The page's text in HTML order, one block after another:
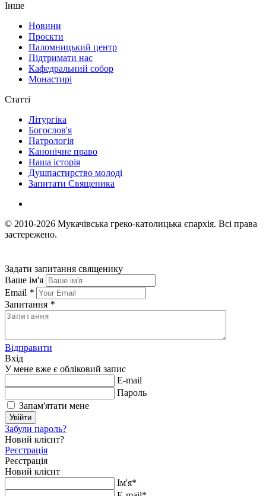
Інше
Новини
Проєкти
Паломницький центр
Підтримати нас
Кафедральний собор
Монастирі
Статті
Літургіка
Богослов'я
Патрологія
Канонічне право
Наша історія
Душпастирство молоді
Запитати Священика
© 2010-2026 Мукачівська греко-католицька єпархія. Всі права
застережено.
Задати запитання священику
Ваше ім'я
Email *
Запитання *
Відправити
Вхід
У мене вже є обліковий запис
E-mail
Пароль
Запам'ятати мене
Увійти
Забули пароль?
Новий клієнт?
Реєстрація
Реєстрація
Новий клієнт
Ім'я*